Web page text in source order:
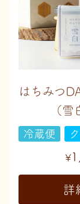
はちみつ
（
冷蔵便
¥
詳